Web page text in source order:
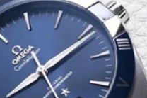
393号世茂环球金融中心写
厦写字楼29层2905室（需
表服务中心（品牌授权店
名表服务中心（品牌授权
名表服务中心（品牌授权店